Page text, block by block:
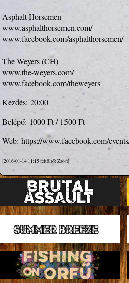
www.asphalthorsemen.com/
www.facebook.com/asphalthorsemen/
www.the-weyers.com/
www.facebook.com/theweyers
Kezdés: 20:00
Belépő: 1000 Ft / 1500 Ft
Web: https://www.facebook.com/
[2016-01-14 11:15 feltöltő: Zsófi]